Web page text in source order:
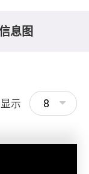
息图
示 8